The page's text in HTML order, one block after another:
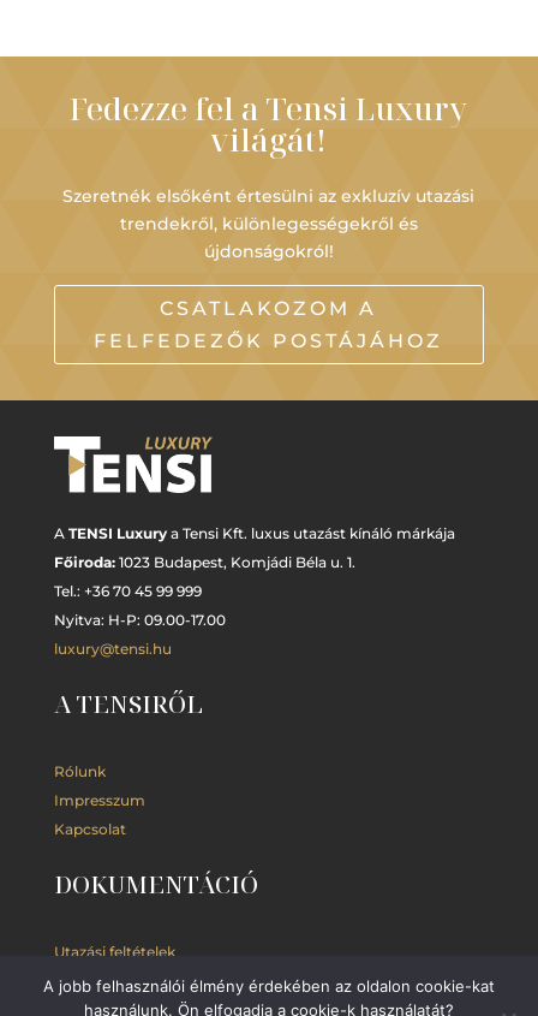
Fedezze fel a Tensi Luxury
világát!
Szeretnék elsőként értesülni az exkluzív utazási
trendekről, különlegességekről és
újdonságokról!
CSATLAKOZOM A
FELFEDEZŐK POSTÁJÁHOZ
A TENSI Luxurya Tensi Kft. luxus utazást kínáló márkája
Főiroda: 1023 Budapest, Komjádi Béla u. 1.
Tel.: +36 70 45 99 999
Nyitva: H-P: 09.00-17.00
luxury@tensi.hu
A TENSIRŐL
Rólunk
Impresszum
Kapcsolat
DOKUMENTÁCIÓ
Utazási feltételek
Adatkezelésitájékoztató
Kedvezmények
A jobb felhasználói élmény érdekében az oldalon cookie-kat
használunk. Ön elfogadja a cookie-k használatát?